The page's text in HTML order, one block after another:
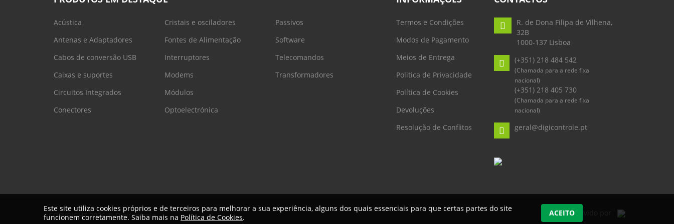
Acústica
Antenas e Adaptadores
Cabos de conversão USB
Caixas e suportes
Circuitos Integrados
Conectores
Cristais e osciladores
Fontes de Alimentação
Interruptores
Modems
Módulos
Optoelectrónica
Passivos
Software
Telecomandos
Transformadores
Termos e Condições
Modos de Pagamento
Meios de Entrega
Politica de Privacidade
Política de Cookies
Devoluções
Resolução de Conflitos
R. de Dona Filipa de Vilhena,
32B
1000-137 Lisboa
(+351) 218 484 542
(Chamada para a rede fixa
nacional)
(+351) 218 405 730
(Chamada para a rede fixa
nacional)
geral@digicontrole.pt
COPYRIGHT 2026 © Digicontrole Desenvolvido por
Este site utiliza cookies próprios e de terceiros para melhorar a sua experiência, alguns dos quais essenciais para que certas partes do site
funcionem corretamente. Saiba mais na Política de Cookies. ACEITO